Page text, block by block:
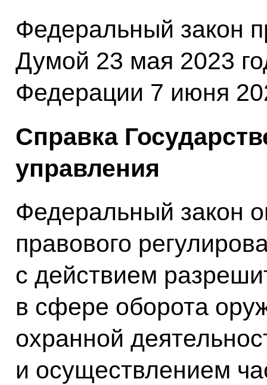
Федеральный закон
Думой 23 мая 2023
Федерации 7 июня
Справка
управления
Федеральный закон
правового
с действием
в сфере оборота
охранной
и осуществлением